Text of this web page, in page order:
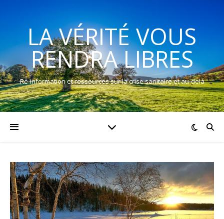
LA VÉRITÉ VOUS
RENDRA LIBRES
Ré-information et ressources sur la crise sanitaire et au-delà